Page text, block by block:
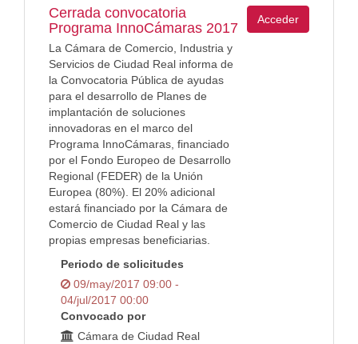
Cerrada convocatoria
Programa InnoCámaras 2017
La Cámara de Comercio, Industria y
Servicios de Ciudad Real informa de
la Convocatoria Pública de ayudas
para el desarrollo de Planes de
implantación de soluciones
innovadoras en el marco del
Programa InnoCámaras, financiado
por el Fondo Europeo de Desarrollo
Regional (FEDER) de la Unión
Europea (80%). El 20% adicional
estará financiado por la Cámara de
Comercio de Ciudad Real y las
propias empresas beneficiarias.
Periodo de solicitudes
09/may/2017 09:00 -
04/jul/2017 00:00
Convocado por
Cámara de Ciudad Real
Acceder